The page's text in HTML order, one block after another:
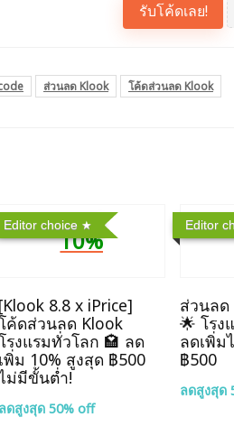
รับโค้ดเลย!
ส่วนลด Klook โค้ดส่วนลด Klook
Editor choice
10%
[Klook 8.8 x iPrice]
ค้ดส่วนลด Klook
รงแรมทั่วโลก 🏩 ลด
เพิ่ม 10% สูงสุด ฿500
ม่มีขั้นต่ำ!
ลดสูงสุด 50% off
Editor
ส่วนลด
🌟 โรง
ลดเพิ่ม
฿500
ลดสูงสุด